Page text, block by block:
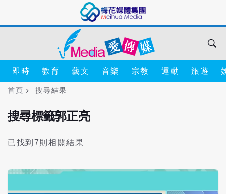
即時 教育 藝文 音樂 宗教 運動 旅遊
首頁 搜尋結果
搜尋標籤郭正亮
已找到7則相關結果